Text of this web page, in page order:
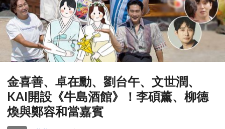
金喜善、卓在勳、劉台午、文世潤、
KAI開設《牛島酒館》！李碩薰、柳德
煥與鄭容和當嘉賓